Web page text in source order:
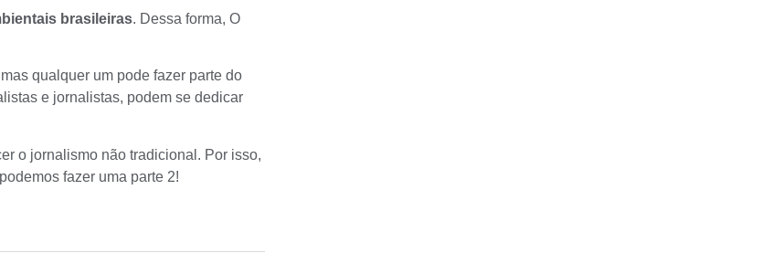
brasileiras. Dessa forma, O
qualquer um pode fazer parte do
e jornalistas, podem se dedicar
o jornalismo não tradicional. Por isso,
fazer uma parte 2!